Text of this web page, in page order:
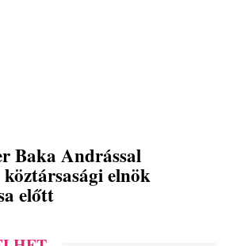
Baka Andrással
elnök
előtt